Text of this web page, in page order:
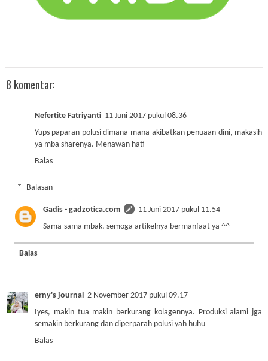
8 komentar:
Nefertite Fatriyanti 11 Juni 2017 pukul 08.36
Yups paparan polusi dimana-mana akibatkan penuaan dini, makasih
ya mba sharenya. Menawan hati
Balas
Balasan
Gadis - gadzotica.com
11 Juni 2017 pukul 11.54
Sama-sama mbak, semoga artikelnya bermanfaat ya ^^
Balas
erny's journal 2 November 2017 pukul 09.17
Iyes, makin tua makin berkurang kolagennya. Produksi alami jga
semakin berkurang dan diperparah polusi yah huhu
Balas